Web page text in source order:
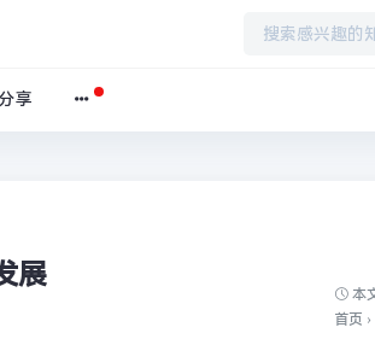
享
展
本
首页 ›